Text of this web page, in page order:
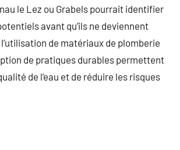
le Lez ou Grabels pourrait identifier
avant qu’ils ne deviennent
de matériaux de plomberie
de pratiques durables permettent
de l’eau et de réduire les risques